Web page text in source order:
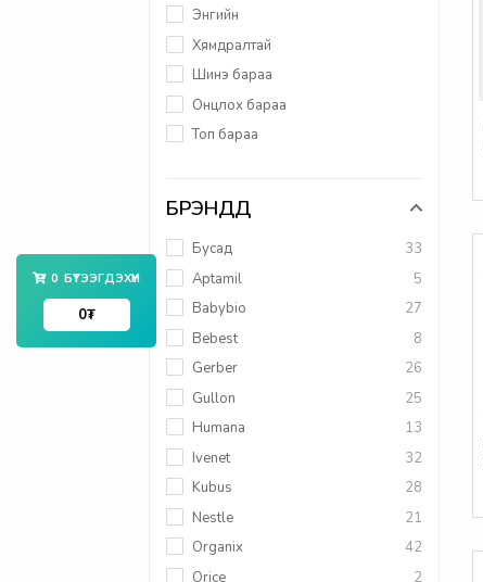
Энгийн
Хямдралтай
Шинэ бараа
Онцлох бараа
Топ бараа
БРЭНДҮҮД
Бусад
33
Aptamil
5
Babybio
27
Bebest
8
Gerber
26
Gullon
25
Humana
13
Ivenet
32
Kubus
28
Nestle
21
Organix
42
Orice
2
0 БҮТЭЭГДЭХҮҮН
0₮